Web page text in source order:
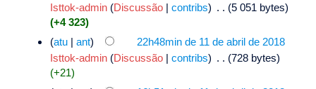
Isttok-admin (Discussão |contribs) . . (5 051 bytes)
(+4 323)
(atu |ant)
22h48min de 11 de abril de 2018
Isttok-admin (Discussão |contribs) . . (728 bytes)
(+21)